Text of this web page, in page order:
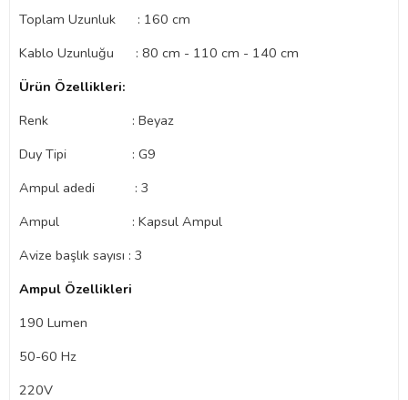
Toplam Uzunluk : 160 cm
Kablo Uzunluğu : 80 cm - 110 cm - 140 cm
Ürün Özellikleri:
Renk : Beyaz
Duy Tipi : G9
Ampul adedi : 3
Ampul : Kapsul Ampul
Avize başlık sayısı : 3
Ampul Özellikleri
190 Lumen
50-60 Hz
220V